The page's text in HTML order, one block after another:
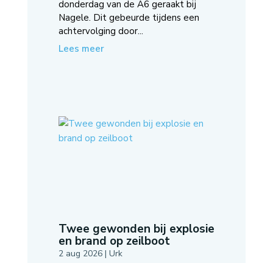
donderdag van de A6 geraakt bij
Nagele. Dit gebeurde tijdens een
achtervolging door...
Lees meer
Twee gewonden bij explosie
en brand op zeilboot
2 aug 2026| Urk